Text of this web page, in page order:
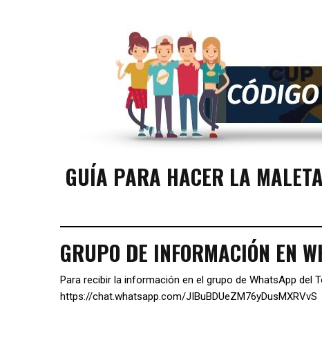
GUÍA PARA HACER LA
GRUPO DE INFORMACIÓN EN
Para recibir la información en el grupo de WhatsApp del
https://chat.whatsapp.com/JIBuBDUeZM76yDusMXRVvS